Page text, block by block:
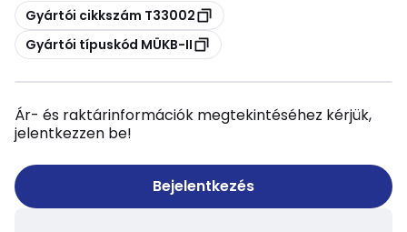
Másolás
Gyártói cikkszám T33002
Másolás
Gyártói típuskód MÜKB-II
Ár- és raktárinformációk megtekintéséhez kérjük,
jelentkezzen be!
Bejelentkezés